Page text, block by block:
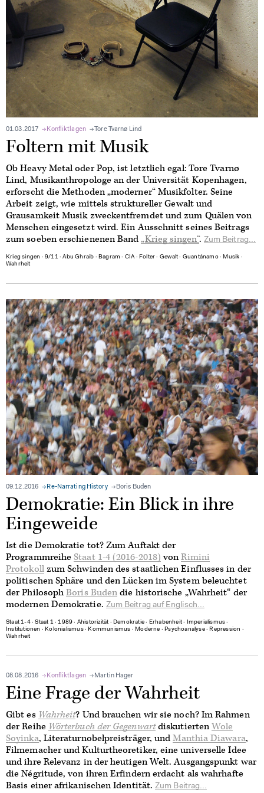
01.03.2017 Konfliktlagen Tore Tvarnø Lind
Foltern mit Musik
Ob Heavy Metal oder Pop, ist letztlich egal: Tore Tvarnø
Lind, Musikanthropologe an der Universität Kopenhagen,
erforscht die Methoden „moderner“ Musikfolter. Seine
Arbeit zeigt, wie mittels struktureller Gewalt und
Grausamkeit Musik zweckentfremdet und zum Quälen von
Menschen eingesetzt wird. Ein Ausschnitt seines Beitrags
zum soeben erschienenen Band„Krieg singen“. Zum Beitrag...
Krieg singen ∙9/11∙Abu Ghraib ∙Bagram ∙ CIA∙Folter ∙ Gewalt ∙ Guantánamo∙Musik ∙
Wahrheit
09.12.2016 Re-Narrating History Boris Buden
Demokratie: Ein Blick in ihre
Eingeweide
Ist die Demokratie tot? Zum Auftakt der
Programmreihe Staat 1-4 (2016-2018)vonRimini
Protokollzum Schwinden des staatlichen Einflusses in der
politischen Sphäre und den Lücken im System beleuchtet
der PhilosophBoris Budendie historische „Wahrheit“ der
modernen Demokratie. Zum Beitrag auf Englisch...
Staat 1-4∙Staat 1∙1989 ∙ Ahistorizität ∙Demokratie ∙ Erhabenheit∙ Imperialismus ∙
Institutionen ∙Kolonialismus∙Kommunismus ∙Moderne ∙Psychoanalyse∙Repression ∙
Wahrheit
08.08.2016 Konfliktlagen Martin Hager
Eine Frage der Wahrheit
Gibt es Wahrheit? Und brauchen wir sie noch? Im Rahmen
der Reihe Wörterbuch der GegenwartdiskutiertenWole
Soyinka, Literaturnobelpreisträger, undManthia Diawara,
Filmemacher und Kulturtheoretiker, eine universelle Idee
und ihre Relevanz in der heutigen Welt. Ausgangspunkt war
die Négritude, von ihren Erfindern erdacht als wahrhafte
Basis einer afrikanischen Identität.Zum Beitrag...